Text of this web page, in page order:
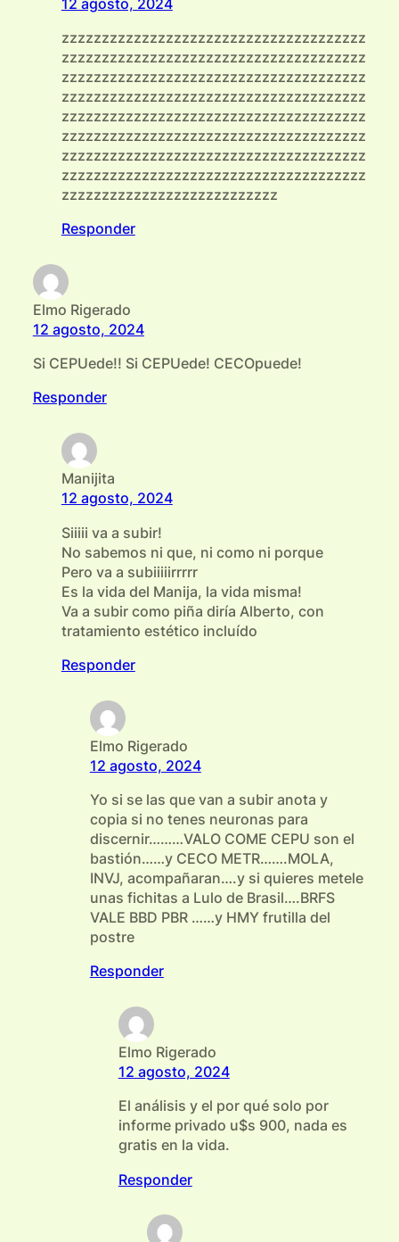
zzzzzzzzzzzzzzzzzzzzzzzzzzzzzzzzzzzzzz
zzzzzzzzzzzzzzzzzzzzzzzzzzzzzzzzzzzzzz
zzzzzzzzzzzzzzzzzzzzzzzzzzzzzzzzzzzzzz
zzzzzzzzzzzzzzzzzzzzzzzzzzzzzzzzzzzzzz
zzzzzzzzzzzzzzzzzzzzzzzzzzzzzzzzzzzzzz
zzzzzzzzzzzzzzzzzzzzzzzzzzzzzzzzzzzzzz
zzzzzzzzzzzzzzzzzzzzzzzzzzzzzzzzzzzzzz
zzzzzzzzzzzzzzzzzzzzzzzzzzzzzzzzzzzzzz
zzzzzzzzzzzzzzzzzzzzzzzzzzz
Responder
Elmo Rigerado
12 agosto, 2024
Si CEPUede!! Si CEPUede! CECOpuede!
Responder
Manijita
12 agosto, 2024
Siiiii va a subir!
No sabemos ni que, ni como ni porque
Pero va a subiiiiirrrrr
Es la vida del Manija, la vida misma!
Va a subir como piña diría Alberto, con
tratamiento estético incluído
Responder
Elmo Rigerado
12 agosto, 2024
Yo si se las que van a subir anota y
copia si no tenes neuronas para
discernir………VALO COME CEPU son el
bastión……y CECO METR…….MOLA,
INVJ, acompañaran….y si quieres metele
unas fichitas a Lulo de Brasil….BRFS
VALE BBD PBR ……y HMY frutilla del
postre
Responder
Elmo Rigerado
12 agosto, 2024
El análisis y el por qué solo por
informe privado u$s 900, nada es
gratis en la vida.
Responder